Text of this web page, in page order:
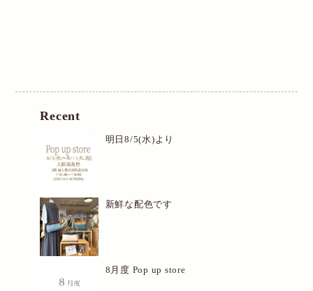
Recent
明日8/5(水)より
新鮮な配色です
8月度 Pop up store